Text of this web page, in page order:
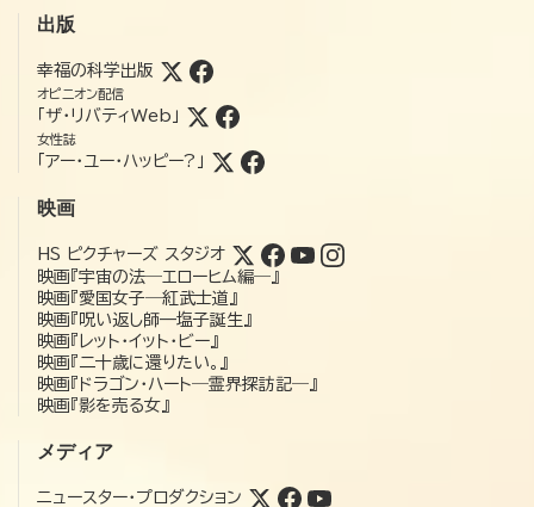
出版
幸福の科学出版
オピニオン配信
「ザ・リバティWeb」
女性誌
「アー・ユー・ハッピー?」
映画
HS ピクチャーズ スタジオ
映画『宇宙の法―エローヒム編―』
映画『愛国女子―紅武士道』
映画『呪い返し師—塩子誕生』
映画『レット・イット・ビー』
映画『二十歳に還りたい。』
映画『ドラゴン・ハート―霊界探訪記―』
映画『影を売る女』
メディア
ニュースター・プロダクション